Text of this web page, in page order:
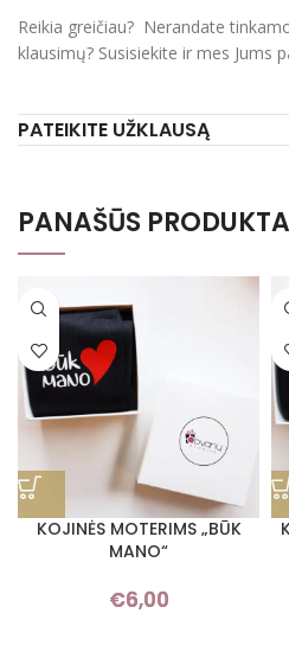
Reikia greičiau? Nerandate
klausimų? Susisiekite ir mes Jums
PATEIKITE UŽKLAUSĄ
PANAŠŪS
KOJINĖS MOTERIMS „BŪK
MANO“
€6,00